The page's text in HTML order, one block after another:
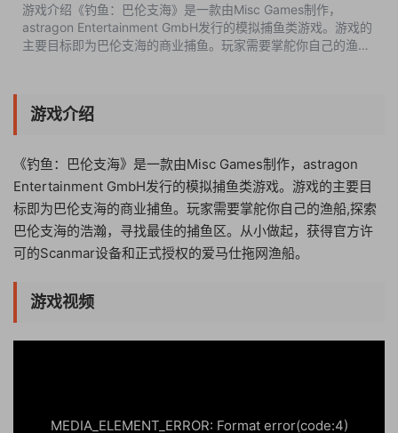
游戏介绍《钓鱼：巴伦支海》是一款由Misc Games制作，
astragon Entertainment GmbH发行的模拟捕鱼类游戏。游戏的
主要目标即为巴伦支海的商业捕鱼。玩家需要掌舵你自己的渔船,
游戏介绍
《钓鱼：巴伦支海》是一款由Misc Games制作，astragon
Entertainment GmbH发行的模拟捕鱼类游戏。游戏的主要目
标即为巴伦支海的商业捕鱼。玩家需要掌舵你自己的渔船,探索
巴伦支海的浩瀚，寻找最佳的捕鱼区。从小做起，获得官方许
可的Scanmar设备和正式授权的爱马仕拖网渔船。
游戏视频
MEDIA_ELEMENT_ERROR: Format error(code:4)